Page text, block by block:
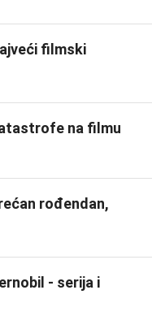
filmski
na filmu
rođendan,
- serija i